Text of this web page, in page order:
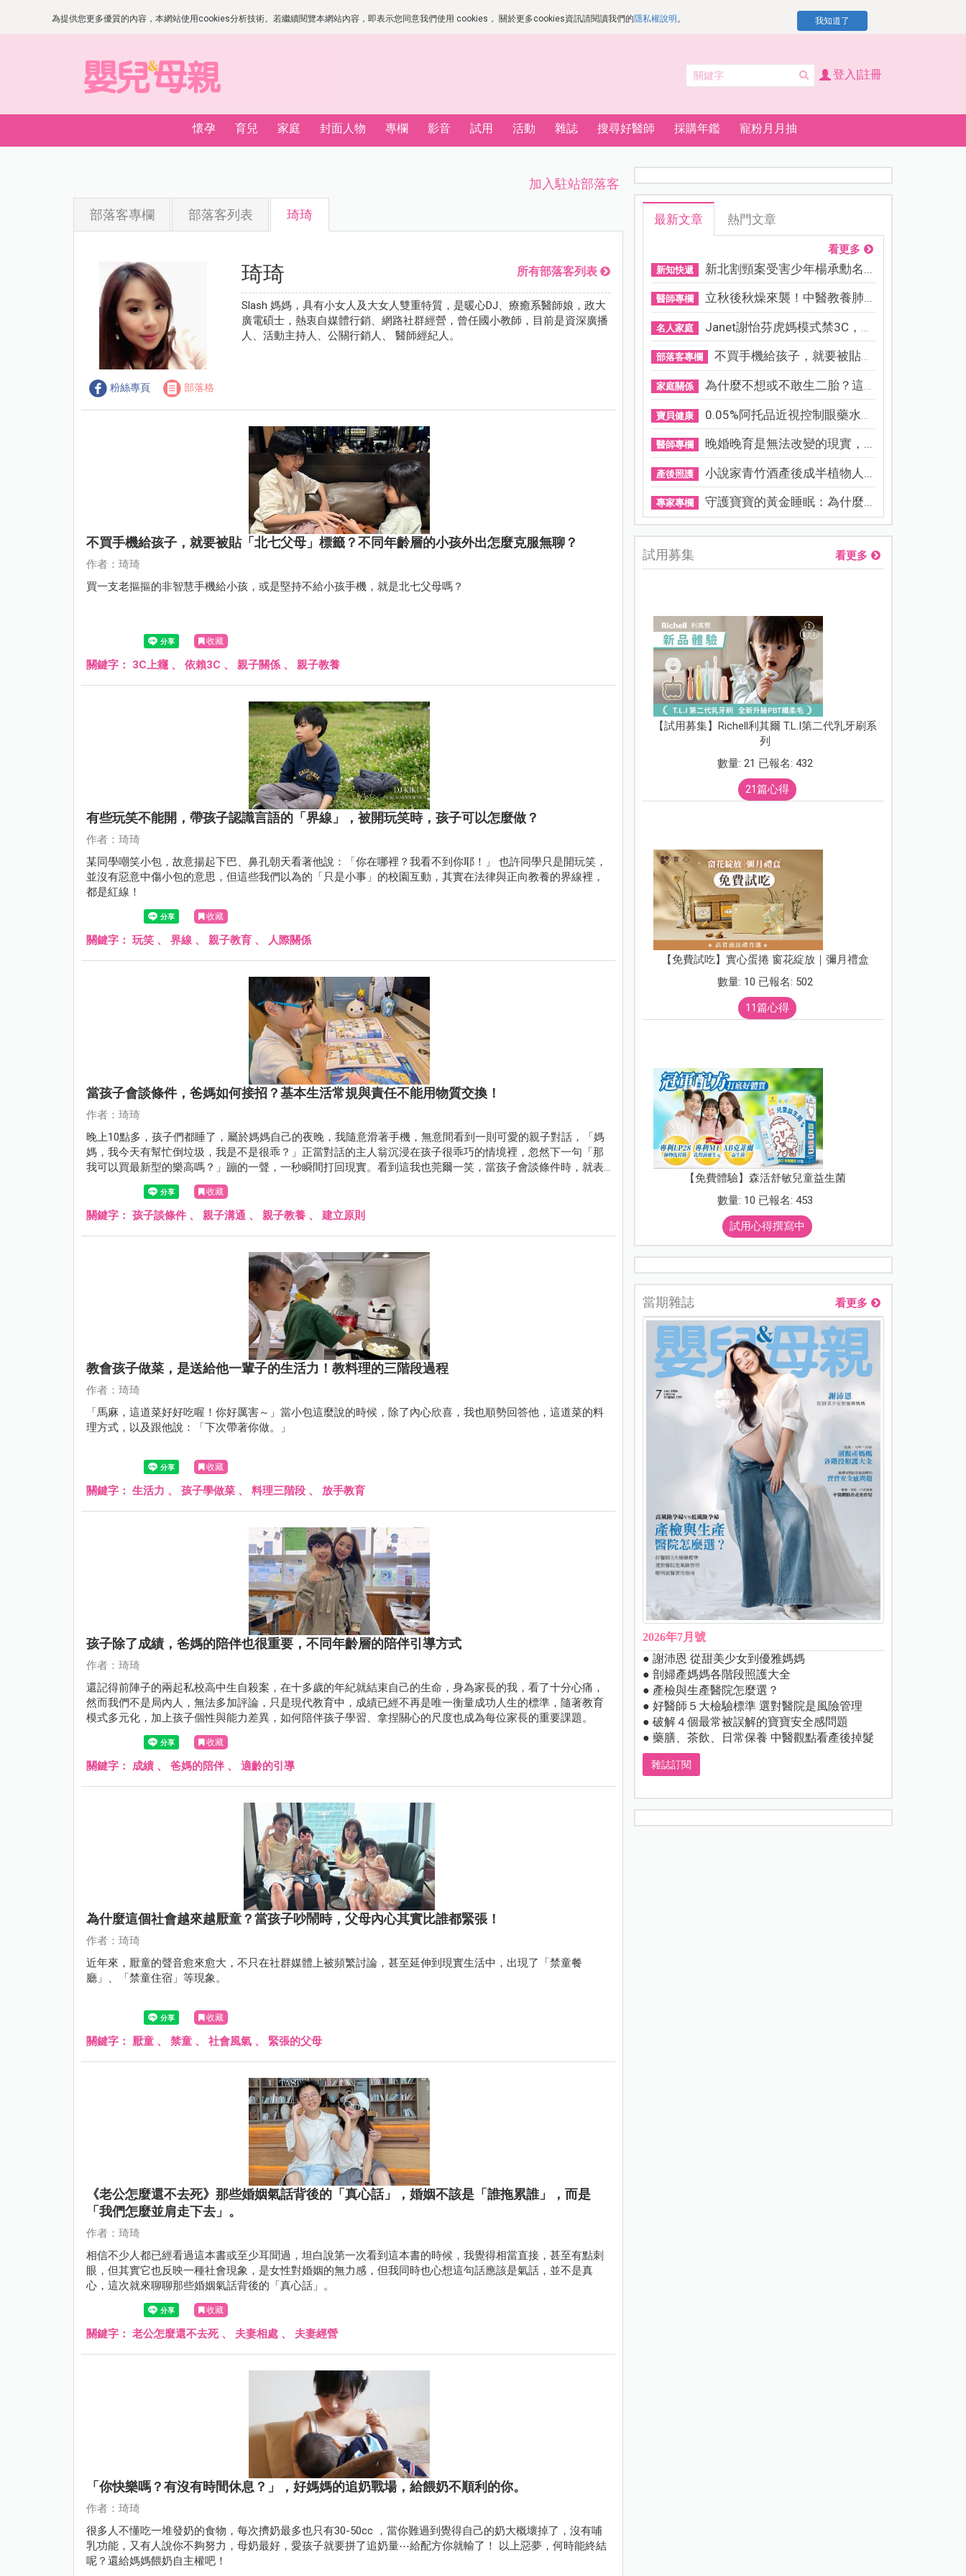
為提供您更多優質的內容，本網站使用cookies分析技術。若繼續閱覽本網站內容，即表示您同意我們使用 cookies， 關於更多cookies資訊請閱讀我們的隱私權說明 。 我知道了
登入|註冊
懷孕 育兒 家庭 封面人物 專欄 影音 試用 活動 雜誌 搜尋好醫師 採購年鑑 寵粉月月抽
加入駐站部落客
部落客專欄 部落客列表 琦琦
粉絲專頁 部落格
琦琦 所有部落客列表
Slash 媽媽，具有小女人及大女人雙重特質，是暖心DJ、療癒系醫師娘，政大
廣電碩士，熱衷自媒體行銷、網路社群經營，曾任國小教師，目前是資深廣播
人、活動主持人、公關行銷人、 醫師經紀人。
不買手機給孩子，就要被貼「北七父母」標籤？不同年齡層的小孩外出怎麼克服無聊？
作者：琦琦
買一支老摳摳的非智慧手機給小孩，或是堅持不給小孩手機，就是北七父母嗎？
收藏
關鍵字： 3C上癮 、 依賴3C 、 親子關係 、 親子教養
有些玩笑不能開，帶孩子認識言語的「界線」，被開玩笑時，孩子可以怎麼做？
作者：琦琦
某同學嘲笑小包，故意揚起下巴、鼻孔朝天看著他說：「你在哪裡？我看不到你耶！」 也許同學只是開玩笑，
並沒有惡意中傷小包的意思，但這些我們以為的「只是小事」的校園互動，其實在法律與正向教養的界線裡，
都是紅線！
收藏
關鍵字： 玩笑 、 界線 、 親子教育 、 人際關係
當孩子會談條件，爸媽如何接招？基本生活常規與責任不能用物質交換！
作者：琦琦
晚上10點多，孩子們都睡了，屬於媽媽自己的夜晚，我隨意滑著手機，無意間看到一則可愛的親子對話，「媽
媽，我今天有幫忙倒垃圾，我是不是很乖？」正當對話的主人翁沉浸在孩子很乖巧的情境裡，忽然下一句「那
我可以買最新型的樂高嗎？」蹦的一聲，一秒瞬間打回現實。看到這我也莞爾一笑，當孩子會談條件時，就表
示爸媽又遇到下一個教養關卡了呢！
收藏
關鍵字： 孩子談條件 、 親子溝通 、 親子教養 、 建立原則
教會孩子做菜，是送給他一輩子的生活力！教料理的三階段過程
作者：琦琦
「馬麻，這道菜好好吃喔！你好厲害～」當小包這麼說的時候，除了內心欣喜，我也順勢回答他，這道菜的料
理方式，以及跟他說：「下次帶著你做。」
收藏
關鍵字： 生活力 、 孩子學做菜 、 料理三階段 、 放手教育
孩子除了成績，爸媽的陪伴也很重要，不同年齡層的陪伴引導方式
作者：琦琦
還記得前陣子的兩起私校高中生自殺案，在十多歲的年紀就結束自己的生命，身為家長的我，看了十分心痛，
然而我們不是局內人，無法多加評論，只是現代教育中，成績已經不再是唯一衡量成功人生的標準，隨著教育
模式多元化，加上孩子個性與能力差異，如何陪伴孩子學習、拿捏關心的尺度也成為每位家長的重要課題。
收藏
關鍵字： 成績 、 爸媽的陪伴 、 適齡的引導
為什麼這個社會越來越厭童？當孩子吵鬧時，父母內心其實比誰都緊張！
作者：琦琦
近年來，厭童的聲音愈來愈大，不只在社群媒體上被頻繁討論，甚至延伸到現實生活中，出現了「禁童餐
廳」、「禁童住宿」等現象。
收藏
關鍵字： 厭童 、 禁童 、 社會風氣 、 緊張的父母
《老公怎麼還不去死》那些婚姻氣話背後的「真心話」，婚姻不該是「誰拖累誰」，而是
「我們怎麼並肩走下去」。
作者：琦琦
相信不少人都已經看過這本書或至少耳聞過，坦白說第一次看到這本書的時候，我覺得相當直接，甚至有點刺
眼，但其實它也反映一種社會現象，是女性對婚姻的無力感，但我同時也心想這句話應該是氣話，並不是真
心，這次就來聊聊那些婚姻氣話背後的「真心話」。
收藏
關鍵字： 老公怎麼還不去死、 夫妻相處 、 夫妻經營
「你快樂嗎？有沒有時間休息？」，好媽媽的追奶戰場，給餵奶不順利的你。
作者：琦琦
很多人不懂吃一堆發奶的食物，每次擠奶最多也只有30-50cc ，當你難過到覺得自己的奶大概壞掉了，沒有哺
乳功能，又有人說你不夠努力，母奶最好，愛孩子就要拼了追奶量⋯給配方你就輸了！ 以上惡夢，何時能終結
呢？還給媽媽餵奶自主權吧！
最新文章 熱門文章
看更多
新知快遞 新北割頸案受害少年楊承勳名...
醫師專欄 立秋後秋燥來襲！中醫教養肺...
名人家庭 Janet謝怡芬虎媽模式禁3C，看...
部落客專欄 不買手機給孩子，就要被貼「...
家庭關係 為什麼不想或不敢生二胎？這8...
寶貝健康 0.05%阿托品近視控制眼藥水納...
醫師專欄 晚婚晚育是無法改變的現實，...
產後照護 小說家青竹酒產後成半植物人...
專家專欄 守護寶寶的黃金睡眠：為什麼...
試用募集 看更多
【試用募集】Richell利其爾 T.L.I第二代乳牙刷系
列
數量: 21 已報名: 432
21篇心得
【免費試吃】實心蛋捲 窗花綻放｜彌月禮盒
數量: 10 已報名: 502
11篇心得
【免費體驗】森活舒敏兒童益生菌
數量: 10 已報名: 453
試用心得撰寫中
當期雜誌 看更多
2026年7月號
● 謝沛恩 從甜美少女到優雅媽媽
● 剖婦產媽媽各階段照護大全
● 產檢與生產醫院怎麼選？
● 好醫師５大檢驗標準 選對醫院是風險管理
● 破解４個最常被誤解的寶寶安全感問題
● 藥膳、茶飲、日常保養 中醫觀點看產後掉髮
雜誌訂閱